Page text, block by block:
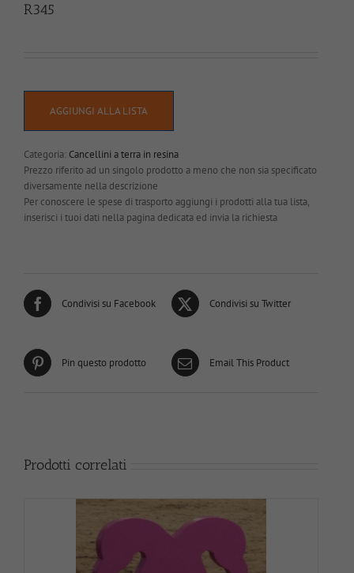
R345
AGGIUNGI ALLA LISTA
Categoria: Cancellini a terra in resina
Prezzo riferito ad un singolo prodotto a meno che non sia specificato
diversamente nella descrizione
Per conoscere le spese di trasporto aggiungi i prodotti alla tua lista,
inserisci i tuoi dati nella pagina dedicata ed invia la richiesta
Condivisi su Facebook Condivisi su Twitter
Pin questo prodotto Email This Product
Prodotti correlati